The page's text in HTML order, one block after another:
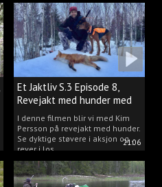
21:06
Et Jaktliv S.3 Episode 8,
Revejakt med hunder med
Kim Persson.
I denne filmen blir vi med Kim
Persson på revejakt med hunder.
Se dyktige støvere i aksjon og
rever i los.